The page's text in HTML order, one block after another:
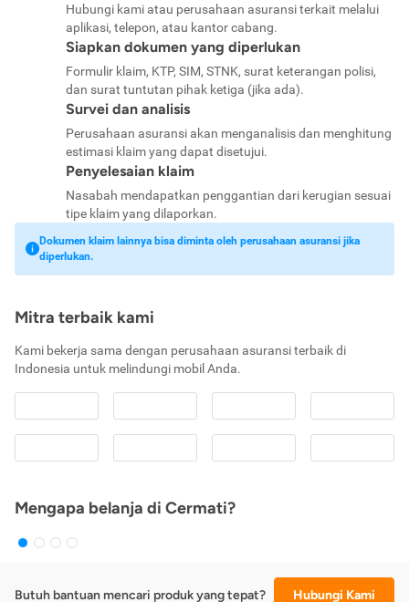
Hubungi kami atau perusahaan asuransi terkait melalui
aplikasi, telepon, atau kantor cabang.
Siapkan dokumen yang diperlukan
Formulir klaim, KTP, SIM, STNK, surat keterangan polisi,
dan surat tuntutan pihak ketiga (jika ada).
Survei dan analisis
Perusahaan asuransi akan menganalisis dan menghitung
estimasi klaim yang dapat disetujui.
Penyelesaian klaim
Nasabah mendapatkan penggantian dari kerugian sesuai
tipe klaim yang dilaporkan.
Dokumen klaim lainnya bisa diminta oleh perusahaan asuransi jika
diperlukan.
Mitra terbaik kami
Kami bekerja sama dengan perusahaan asuransi terbaik di
Indonesia untuk melindungi mobil Anda.
Mengapa belanja di Cermati?
Butuh bantuan mencari produk yang tepat? Hubungi Kami